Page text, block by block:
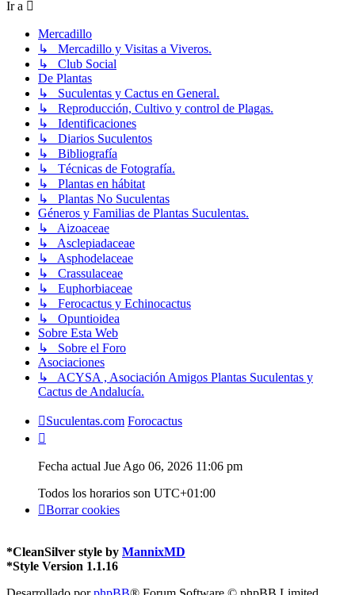
Ir a
Mercadillo
↳ Mercadillo y Visitas a Viveros.
↳ Club Social
De Plantas
↳ Suculentas y Cactus en General.
↳ Reproducción, Cultivo y control de Plagas.
↳ Identificaciones
↳ Diarios Suculentos
↳ Bibliografía
↳ Técnicas de Fotografía.
↳ Plantas en hábitat
↳ Plantas No Suculentas
Géneros y Familias de Plantas Suculentas.
↳ Aizoaceae
↳ Asclepiadaceae
↳ Asphodelaceae
↳ Crassulaceae
↳ Euphorbiaceae
↳ Ferocactus y Echinocactus
↳ Opuntioidea
Sobre Esta Web
↳ Sobre el Foro
Asociaciones
↳ ACYSA , Asociación Amigos Plantas Suculentas y
Cactus de Andalucía.
Suculentas.com Forocactus
Fecha actual Jue Ago 06, 2026 11:06 pm
Todos los horarios son UTC+01:00
Borrar cookies
*CleanSilver style by MannixMD
*Style Version 1.1.16